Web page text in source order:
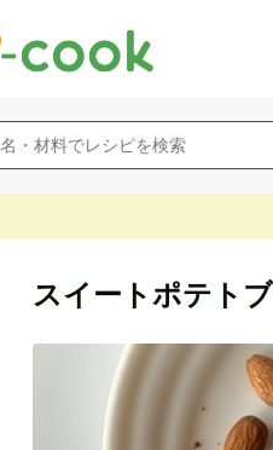
スイートポテト